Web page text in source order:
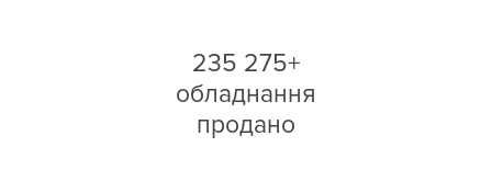
235 275+
обладнання
продано